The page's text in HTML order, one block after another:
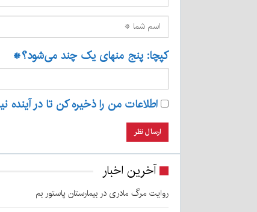
کپچا: پنج منهای یک چند می‌شود؟*
اطلاعات من را ذخیره کن تا در آینده
آخرین اخبار
روایت مرگ مادری در بیمارستان پاستور بم